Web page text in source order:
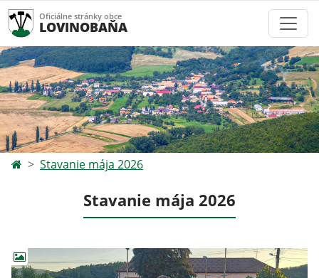
Oficiálne stránky obce
LOVINOBAŇA
Stavanie mája 2026
Stavanie mája 2026